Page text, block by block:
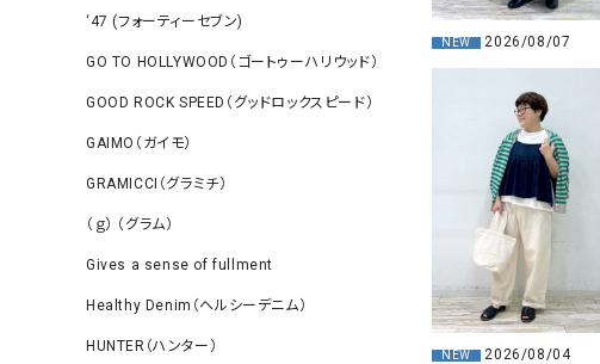
‘47 (フォーティーセブン)
GO TO HOLLYWOOD（ゴートゥーハリウッド）
GOOD ROCK SPEED（グッドロックスピード）
GAIMO（ガイモ）
GRAMICCI（グラミチ）
（ｇ） （グラム）
Gives a sense of fullment
Healthy Denim（ヘルシーデニム）
HUNTER（ハンター）
NEW 2026/08/07
NEW 2026/08/04